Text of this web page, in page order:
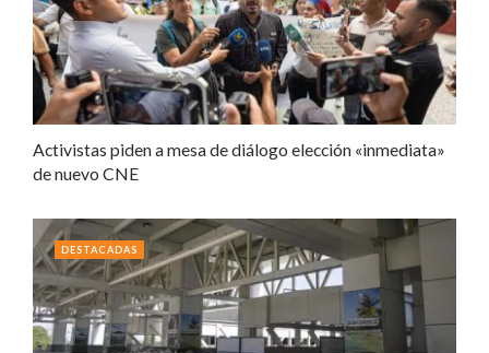
Activistas piden a mesa de diálogo elección «inmediata»
de nuevo CNE
DESTACADAS